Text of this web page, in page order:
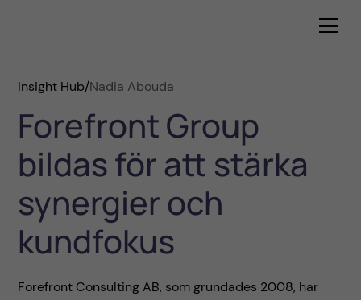
Insight Hub/Nadia Abouda
Forefront Group
bildas för att stärka
synergier och
kundfokus
Forefront Consulting AB, som grundades 2008, har